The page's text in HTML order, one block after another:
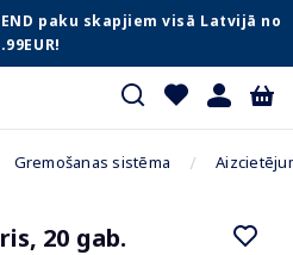
paku skapjiem visā Latvijā no
Gremošanas sistēma
20 gab.